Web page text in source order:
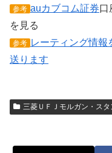
参考 auカブコム証券口
を見る
参考 レーティング情報
送ります
三菱ＵＦＪモルガン・スタ